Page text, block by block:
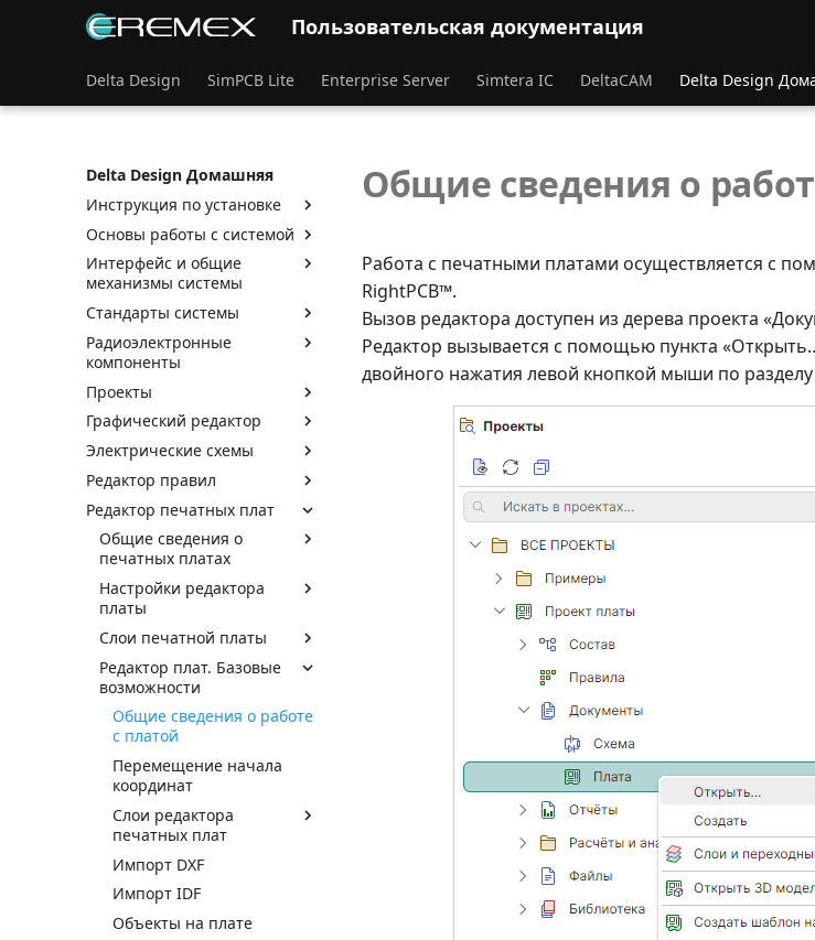
Пользовательская документация
Delta Design SimPCB Lite Enterprise Server Simtera IC DeltaCAM Delta Design
Delta Design Домашняя
Инструкция по установке
Основы работы с системой
Интерфейс и общие
механизмы системы
Стандарты системы
Радиоэлектронные
компоненты
Проекты
Графический редактор
Электрические схемы
Редактор правил
Редактор печатных плат
Общие сведения о
печатных платах
Настройки редактора
платы
Слои печатной платы
Редактор плат. Базовые
возможности
Общие сведения о работе
с платой
Перемещение начала
координат
Слои редактора
печатных плат
Импорт DXF
Импорт IDF
Объекты на плате
Общие сведения о
Работа с печатными платами осуществляется с
RightPCB™.
Вызов редактора доступен из дерева проекта
Редактор вызывается с помощью пункта
двойного нажатия левой кнопкой мыши по разделу